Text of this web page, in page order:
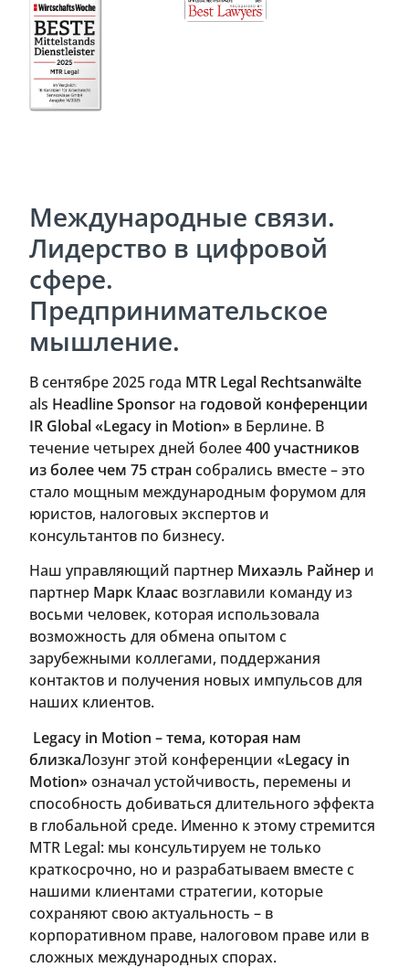
Международные связи.
Лидерство в цифровой
сфере.
Предпринимательское
мышление.
В сентябре 2025 года MTR Legal Rechtsanwälte
als Headline Sponsor на годовой конференции
IR Global «Legacy in Motion» в Берлине. В
течение четырех дней более400 участников
из более чем 75 стран собрались вместе – это
стало мощным международным форумом для
юристов, налоговых экспертов и
консультантов по бизнесу.
Наш управляющий партнер Михаэль Райнер и
партнер Марк Клаас возглавили команду из
восьми человек, которая использовала
возможность для обмена опытом с
зарубежными коллегами, поддержания
контактов и получения новых импульсов для
наших клиентов.
Legacy in Motion – тема, которая нам
близкаЛозунг этой конференции «Legacy in
Motion»означал устойчивость, перемены и
способность добиваться длительного эффекта
в глобальной среде. Именно к этому стремится
MTR Legal: мы консультируем не только
краткосрочно, но и разрабатываем вместе с
нашими клиентами стратегии, которые
сохраняют свою актуальность – в
корпоративном праве, налоговом праве или в
сложных международных спорах.